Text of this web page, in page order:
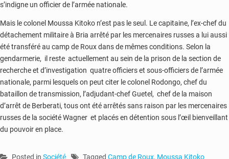
s’indigne un officier de l’armée nationale.
Mais le colonel Moussa Kitoko n’est pas le seul. Le capitaine, l’ex-chef du
détachement militaire à Bria arrêté par les mercenaires russes a lui aussi
été transféré au camp de Roux dans de mêmes conditions. Selon la
gendarmerie, il reste actuellement au sein de la prison de la section de
recherche et d’investigation quatre officiers et sous-officiers de l’armée
nationale, parmi lesquels on peut citer le colonel Rodongo, chef du
bataillon de transmission, l’adjudant-chef Guetel, chef de la maison
d’arrêt de Berberati, tous ont été arrêtés sans raison par les mercenaires
russes de la société Wagner et placés en détention sous l’œil bienveillant
du pouvoir en place.
Posted in Société Tagged Camp de Roux, Moussa Kitoko